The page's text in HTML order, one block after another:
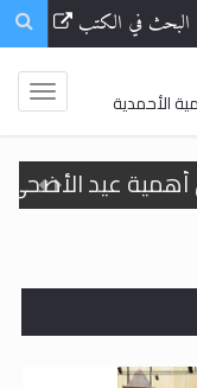
البحث في الكتب
الأحمدية
أهمية عيد
>> المزيد
>> المزيد